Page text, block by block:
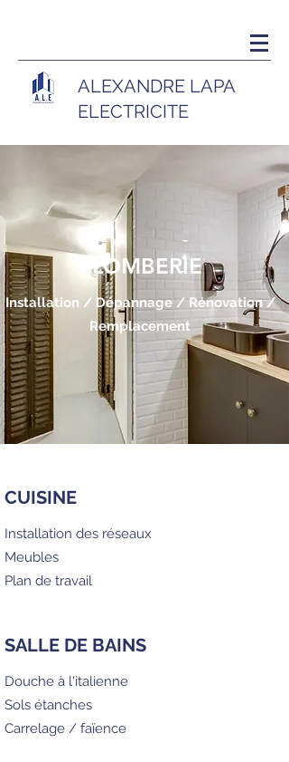
ALEXANDRE LAPA
ELECTRICITE
PLOMBERIE
Installation / Dépannage / Rénovation /
Remplacement
CUISINE
SALLE DE BAINS
Installation des réseaux
Meubles
Plan de travail
Douche à l'italienne
Sols étanches
Carrelage / faïence